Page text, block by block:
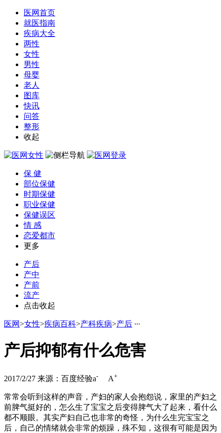
医网首页
就医指南
疾病大全
两性
女性
男性
母婴
老人
图库
快讯
问答
整形
收起
保 健
部位保健
时期保健
职业保健
保健误区
情 感
恋爱都市
更多
产后
产中
产前
流产
点击收起
医网>女性>疾病百科>产科疾病>产后 ···
产后抑郁有什么危害
2017/2/27 来源：百度经验a- A+
常常会听到这样的声音，产妇的家人会抱怨说，家里的产妇之
前脾气挺好的，怎么生了宝宝之后变得脾气大了起来，看什么
都不顺眼。其实产妇自己也非常的奇怪，为什么生完宝宝之
后，自己的情绪就会非常的烦躁，殊不知，这很有可能是因为